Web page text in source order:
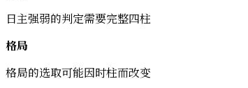
日主强弱的判定需要完整四柱
格局
格局的选取可能因时柱而改变